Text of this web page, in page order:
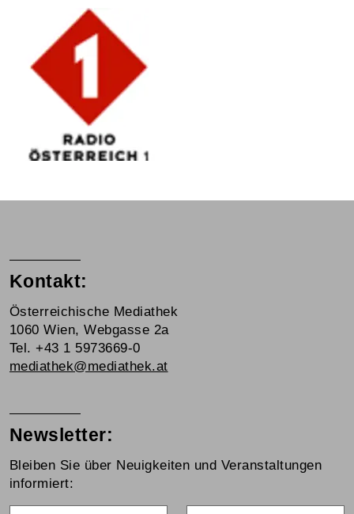
Kontakt:
Österreichische Mediathek
1060 Wien, Webgasse 2a
Tel. +43 1 5973669-0
mediathek@mediathek.at
Newsletter:
Bleiben Sie über Neuigkeiten und Veranstaltungen
informiert: